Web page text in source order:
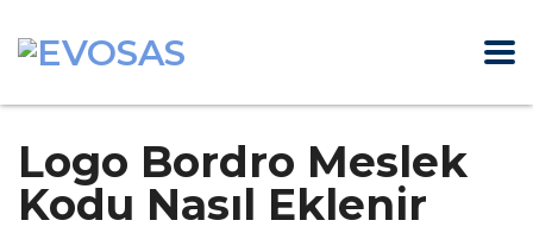
Logo Bordro Meslek
Kodu Nasıl Eklenir